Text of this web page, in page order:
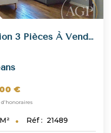
Appartement D'exception 3 Pièces À Vendre À Orléans - Réf...
€
d'honoraires
M² Réf : 21489